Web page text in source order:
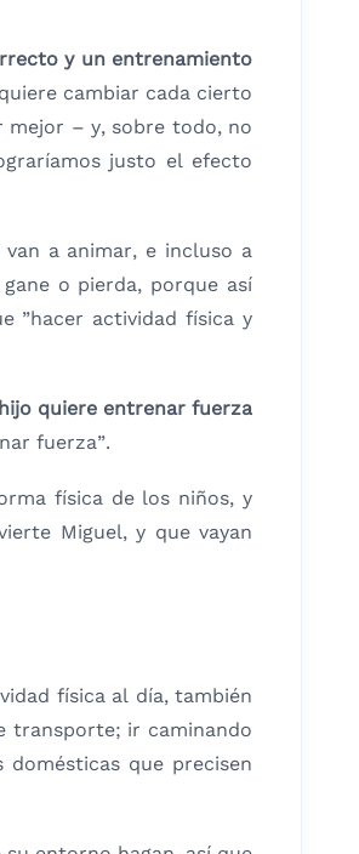
y un entrenamiento
cambiar cada cierto
mejor – y, sobre todo, no
justo el efecto
a animar, e incluso a
o pierda, porque así
”hacer actividad física y
quiere entrenar fuerza
fuerza”.
física de los niños, y
Miguel, y que vayan
física al día, también
transporte; ir caminando
que precisen